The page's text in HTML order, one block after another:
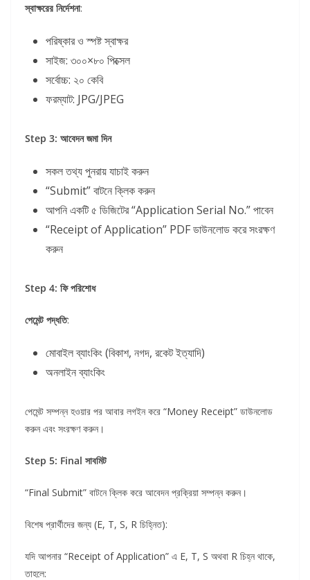
স্বাক্ষরের নির্দেশনা:
পরিষ্কার ও স্পষ্ট স্বাক্ষর
সাইজ: ৩০০×৮০ পিক্সেল
সর্বোচ্চ: ২০ কেবি
ফরম্যাট: JPG/JPEG
Step 3: আবেদন জমা দিন
সকল তথ্য পুনরায় যাচাই করুন
“Submit” বাটনে ক্লিক করুন
আপনি একটি ৫ ডিজিটের “Application Serial No.” পাবেন
“Receipt of Application” PDF ডাউনলোড করে সংরক্ষণ
করুন
Step 4: ফি পরিশোধ
পেমেন্ট পদ্ধতি:
মোবাইল ব্যাংকিং (বিকাশ, নগদ, রকেট ইত্যাদি)
অনলাইন ব্যাংকিং
পেমেন্ট সম্পন্ন হওয়ার পর আবার লগইন করে “Money Receipt” ডাউনলোড
করুন এবং সংরক্ষণ করুন।
Step 5: Final সাবমিট
“Final Submit” বাটনে ক্লিক করে আবেদন প্রক্রিয়া সম্পন্ন করুন।
বিশেষ প্রার্থীদের জন্য (E, T, S, R চিহ্নিত):
যদি আপনার “Receipt of Application” এ E, T, S অথবা R চিহ্ন থাকে,
তাহলে: